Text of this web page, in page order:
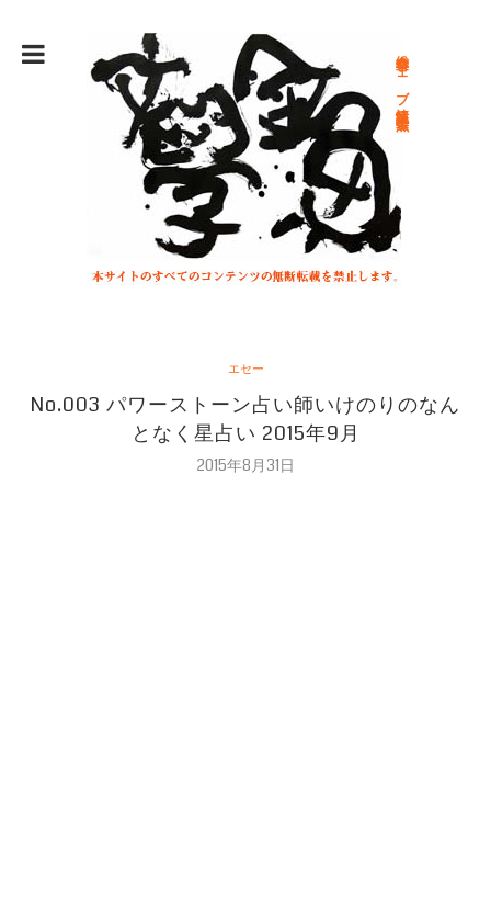
総合文学ウェブ情報誌 文学金魚
エセー
No.003 パワーストーン占い師いけのりのなん
となく星占い 2015年9月
2015年8月31日